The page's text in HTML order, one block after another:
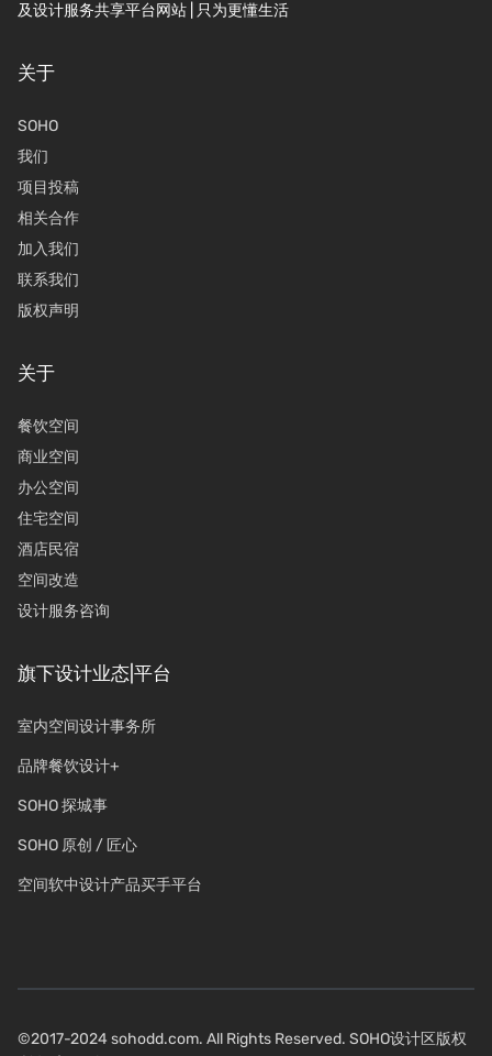
及设计服务共享平台网站 | 只为更懂生活
关于
SOHO
我们
项目投稿
相关合作
加入我们
联系我们
版权声明
关于
餐饮空间
商业空间
办公空间
住宅空间
酒店民宿
空间改造
设计服务咨询
旗下设计业态|平台
室内空间设计事务所
品牌餐饮设计+
SOHO 探城事
SOHO 原创 / 匠心
空间软中设计产品买手平台
©2017-2024 sohodd.com. All Rights Reserved. SOHO设计区版权